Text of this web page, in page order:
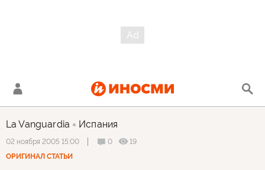
La Vanguardia Испания
02 ноября 2005 15:00 0
19
ОРИГИНАЛ СТАТЬИ